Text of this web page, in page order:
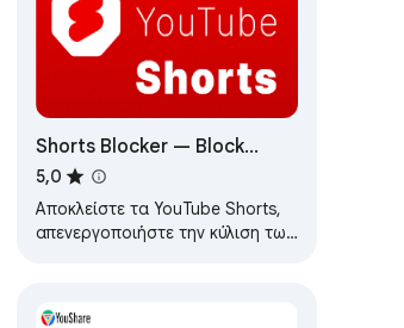
Shorts Blocker — Block
YouTube Shorts
5,0
Αποκλείστε τα YouTube Shorts,
απενεργοποιήστε την κύλιση των
αναπαραγωγής…